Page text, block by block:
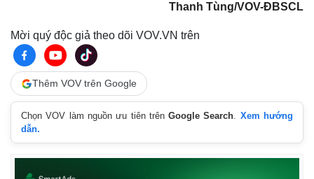
Thể thao
Bóng đá
Lịch thi đấu bóng đá
Thế giới thể thao
eSports
Tư vấn
Thanh Tùng/VOV-ĐBSCL
Mời quý độc giả theo dõi VOV.VN trên
Thêm VOV trên Google
Chọn VOV làm nguồn ưu tiên trênGoogle Search. Xem hướng
dẫn.